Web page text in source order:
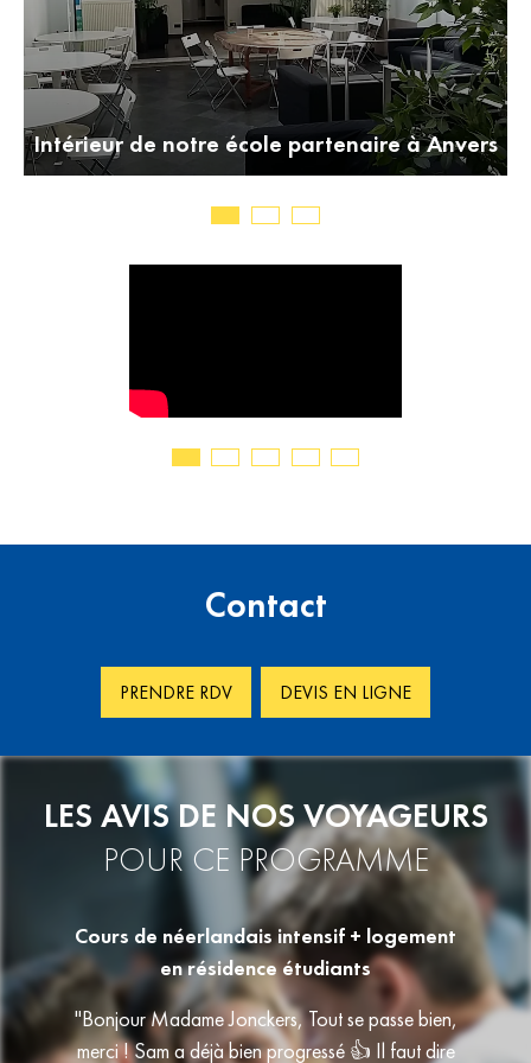
Intérieur de notre école partenaire à Anvers
Contact
PRENDRE RDV DEVIS EN LIGNE
LES AVIS DE NOS VOYAGEURS
POUR CE PROGRAMME
une
Cours de néerlandais intensif + logement
en résidence étudiants
"Bonjour Madame Jonckers, Tout se passe bien,
merci ! Sam a déjà bien progressé 👍 Il faut dire
"Oui
que je